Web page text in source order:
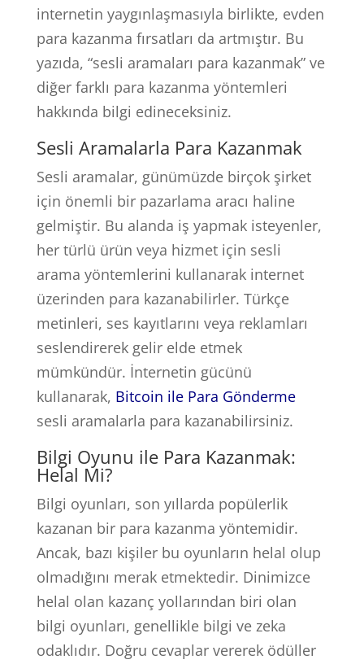
internetin yaygınlaşmasıyla birlikte, evden
para kazanma fırsatları da artmıştır. Bu
yazıda, “sesli aramaları para kazanmak” ve
diğer farklı para kazanma yöntemleri
hakkında bilgi edineceksiniz.
Sesli Aramalarla Para Kazanmak
Sesli aramalar, günümüzde birçok şirket
için önemli bir pazarlama aracı haline
gelmiştir. Bu alanda iş yapmak isteyenler,
her türlü ürün veya hizmet için sesli
arama yöntemlerini kullanarak internet
üzerinden para kazanabilirler. Türkçe
metinleri, ses kayıtlarını veya reklamları
seslendirerek gelir elde etmek
mümkündür. İnternetin gücünü
kullanarak, Bitcoin ile Para Gönderme
sesli aramalarla para kazanabilirsiniz.
Bilgi Oyunu ile Para Kazanmak:
Helal Mi?
Bilgi oyunları, son yıllarda popülerlik
kazanan bir para kazanma yöntemidir.
Ancak, bazı kişiler bu oyunların helal olup
olmadığını merak etmektedir. Dinimizce
helal olan kazanç yollarından biri olan
bilgi oyunları, genellikle bilgi ve zeka
odaklıdır. Doğru cevaplar vererek ödüller